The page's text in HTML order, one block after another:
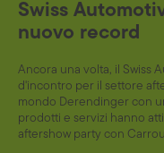
Swiss
nuovo record
Ancora una volta, il Swiss
d'incontro per il settore
mondo Derendinger con
prodotti e servizi hanno
aftershow party con